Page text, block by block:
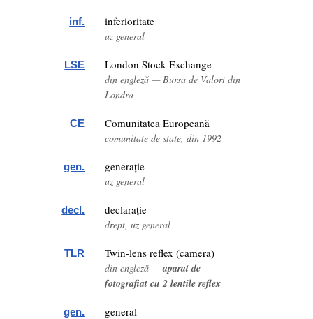
inf. inferioritate
uz general
LSE London Stock Exchange
din engleză — Bursa de Valori din
Londra
CE Comunitatea Europeană
comunitate de state, din 1992
gen. generație
uz general
decl. declarație
drept, uz general
TLR Twin-lens reflex (camera)
din engleză —aparat de
fotografiat cu 2 lentile reflex
gen. general